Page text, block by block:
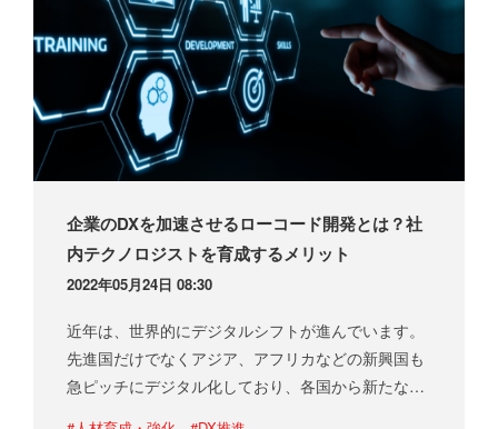
企業のDXを加速させるローコード開発とは？社
内テクノロジストを育成するメリット
2022年05月24日 08:30
近年は、世界的にデジタルシフトが進んでいます。
先進国だけでなくアジア、アフリカなどの新興国も
急ピッチにデジタル化しており、各国から新たなイ